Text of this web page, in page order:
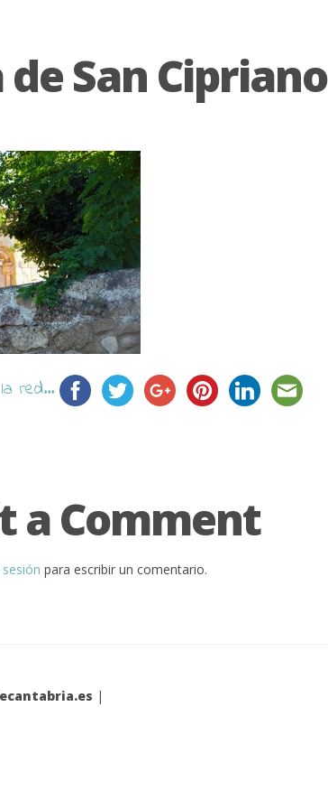
San Cipriano
red...
a Comment
para escribir un comentario.
|